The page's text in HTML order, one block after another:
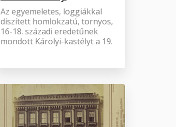
Az egyemeletes, loggiákkal
díszített homlokzatú, tornyos,
16-18. századi eredetűnek
mondott Károlyi-kastélyt a 19.